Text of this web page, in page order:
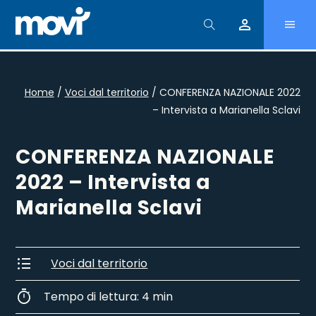
person
Home / Voci dal territorio / CONFERENZA NAZIONALE 2022
– Intervista a Marianella Sclavi
CONFERENZA NAZIONALE
2022 – Intervista a
Marianella Sclavi
format_list_bulleted Voci dal territorio
timer Tempo di lettura: 4 min